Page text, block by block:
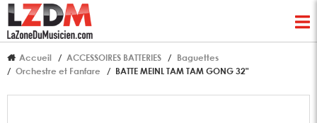
Accueil ACCESSOIRES BATTERIES
Baguettes
Orchestre et Fanfare
BATTE MEINL TAM TAM GONG 32"